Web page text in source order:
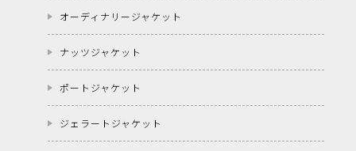
オーディナリージャケット
ナッツジャケット
ポートジャケット
ジェラートジャケット